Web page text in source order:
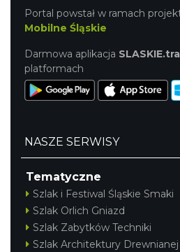
Portal powstał w ramach
Mobilne Śląskie
Darmowa aplikacja
platformach
NASZE SERWISY
Tematyczne
Szlak i Festiwal Śląskie Smaki
Szlak Orlich Gniazd
Szlak Zabytków Techniki
Szlak Architektury